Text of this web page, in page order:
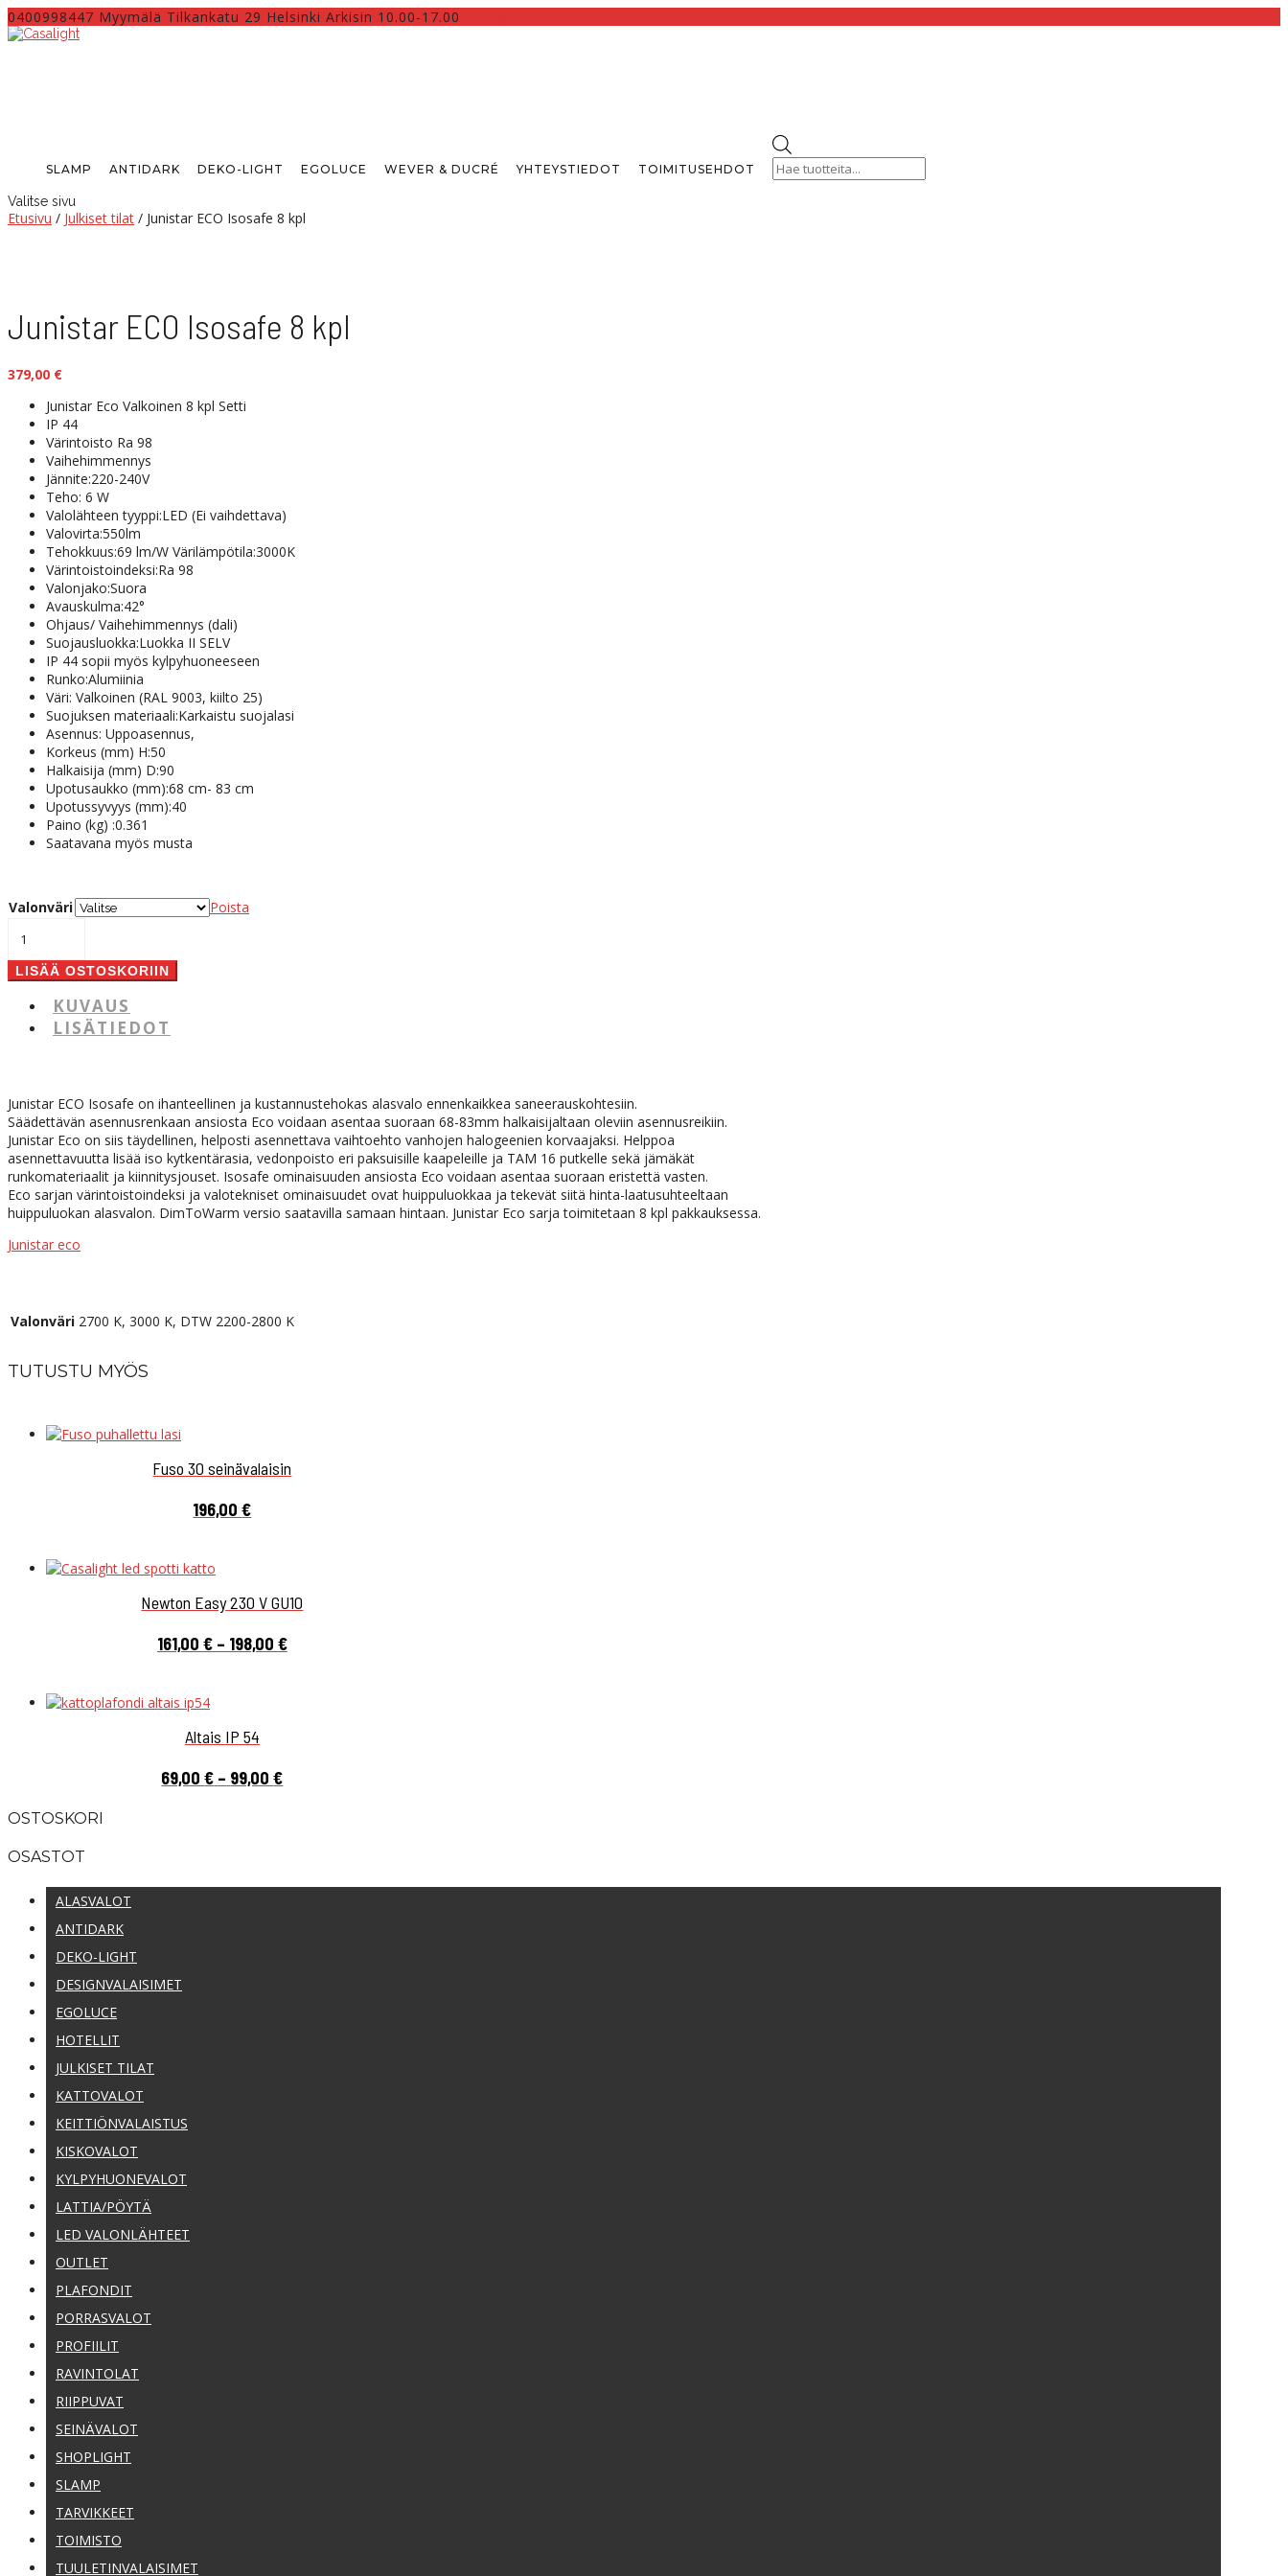
0400998447 Myymälä Tilkankatu 29 Helsinki Arkisin 10.00-17.00
SLAMP ANTIDARK DEKO-LIGHT EGOLUCE WEVER & DUCRÉ YHTEYSTIEDOT TOIMITUSEHDOT
search
Valitse sivu
Etusivu / Julkiset tilat / Junistar ECO Isosafe 8 kpl
Junistar ECO Isosafe 8 kpl
379,00 €
Junistar Eco Valkoinen 8 kpl Setti
IP 44
Värintoisto Ra 98
Vaihehimmennys
Jännite:220-240V
Teho: 6 W
Valolähteen tyyppi:LED (Ei vaihdettava)
Valovirta:550lm
Tehokkuus:69 lm/W Värilämpötila:3000K
Värintoistoindeksi:Ra 98
Valonjako:Suora
Avauskulma:42°
Ohjaus/ Vaihehimmennys (dali)
Suojausluokka:Luokka II SELV
IP 44 sopii myös kylpyhuoneeseen
Runko:Alumiinia
Väri: Valkoinen (RAL 9003, kiilto 25)
Suojuksen materiaali:Karkaistu suojalasi
Asennus: Uppoasennus,
Korkeus (mm) H:50
Halkaisija (mm) D:90
Upotusaukko (mm):68 cm- 83 cm
Upotussyvyys (mm):40
Paino (kg) :0.361
Saatavana myös musta
Valonväri
Poista
ECO
Isosafe
8
LISÄÄ OSTOSKORIIN
KUVAUS
LISÄTIEDOT
Junistar ECO Isosafe on ihanteellinen ja kustannustehokas alasvalo ennenkaikkea saneerauskohtesiin.
Säädettävän asennusrenkaan ansiosta Eco voidaan asentaa suoraan 68-83mm halkaisijaltaan oleviin asennusreikiin.
Junistar Eco on siis täydellinen, helposti asennettava vaihtoehto vanhojen halogeenien korvaajaksi. Helppoa
asennettavuutta lisää iso kytkentärasia, vedonpoisto eri paksuisille kaapeleille ja TAM 16 putkelle sekä jämäkät
runkomateriaalit ja kiinnitysjouset. Isosafe ominaisuuden ansiosta Eco voidaan asentaa suoraan eristettä vasten.
Eco sarjan värintoistoindeksi ja valotekniset ominaisuudet ovat huippuluokkaa ja tekevät siitä hinta-laatusuhteeltaan
huippuluokan alasvalon. DimToWarm versio saatavilla samaan hintaan. Junistar Eco sarja toimitetaan 8 kpl pakkauksessa.
Junistar eco
Valonväri 2700 K, 3000 K, DTW 2200-2800 K
TUTUSTU MYÖS
Fuso 30 seinävalaisin
196,00€
Newton Easy 230 V GU10
161,00 € – 198,00 €Hintaluokka:
Altais IP 54
69,00€ – 99,00€Hintaluokka:
OSTOSKORI
OSASTOT
ALASVALOT
ANTIDARK
DEKO-LIGHT
DESIGNVALAISIMET
EGOLUCE
HOTELLIT
JULKISET TILAT
KATTOVALOT
KEITTIÖNVALAISTUS
KISKOVALOT
KYLPYHUONEVALOT
LATTIA/PÖYTÄ
LED VALONLÄHTEET
OUTLET
PLAFONDIT
PORRASVALOT
PROFIILIT
RAVINTOLAT
RIIPPUVAT
SEINÄVALOT
SHOPLIGHT
SLAMP
TARVIKKEET
TOIMISTO
TUULETINVALAISIMET